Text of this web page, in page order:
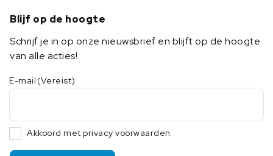
Blijf op de hoogte
Schrijf je in op onze nieuwsbrief en blijft op de hoogte
van alle acties!
E-mail (Vereist)
Akkoord met privacy voorwaarden